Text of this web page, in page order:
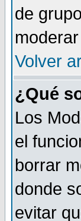
de
Volver
¿Qué
Los
el
borrar
donde
evitar